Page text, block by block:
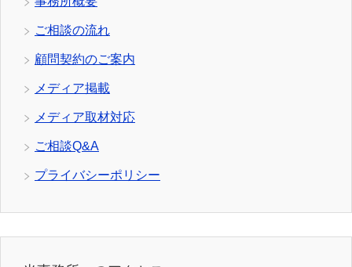
ご相談の流れ
顧問契約のご案内
メディア掲載
メディア取材対応
ご相談Q&A
プライバシーポリシー